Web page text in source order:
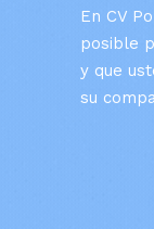
En CV
posible
y que
su